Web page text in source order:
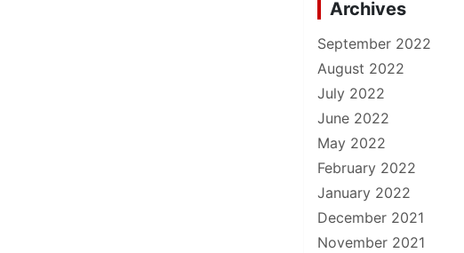
Archives
September 2022
August 2022
July 2022
June 2022
May 2022
February 2022
January 2022
December 2021
November 2021